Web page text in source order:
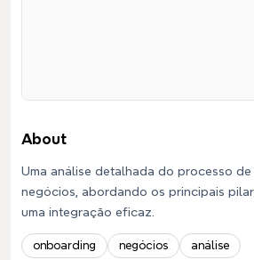
About
Uma análise detalhada do processo
negócios, abordando os principais
uma integração eficaz.
onboarding negócios análise